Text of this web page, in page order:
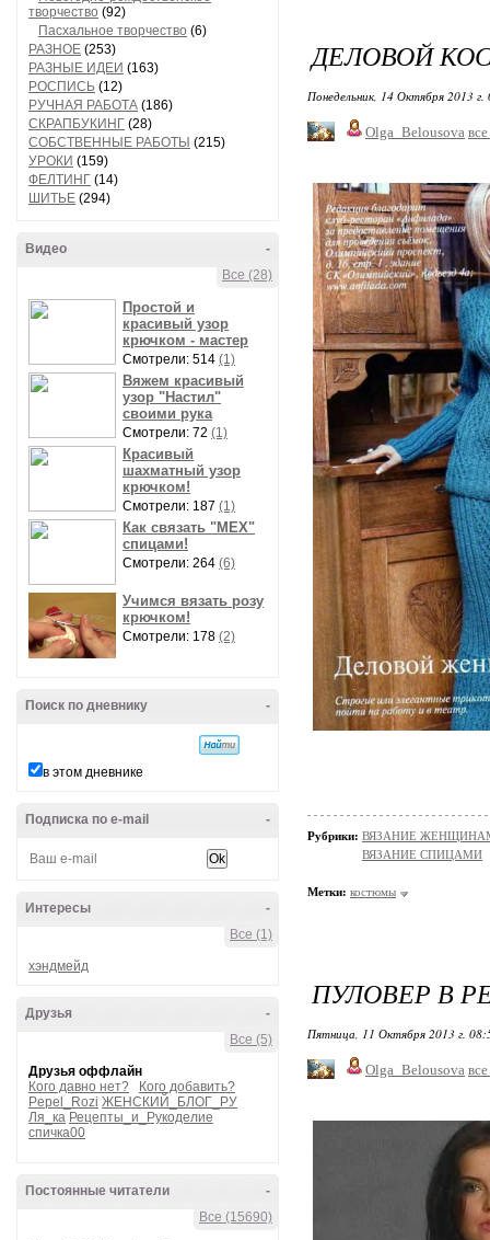
творчество (92)
Пасхальное творчество (6)
РАЗНОЕ (253)
РАЗНЫЕ ИДЕИ (163)
РОСПИСЬ (12)
РУЧНАЯ РАБОТА (186)
СКРАПБУКИНГ (28)
СОБСТВЕННЫЕ РАБОТЫ (215)
УРОКИ (159)
ФЕЛТИНГ (14)
ШИТЬЕ (294)
-
Видео
Все (28)
Простой и
красивый узор
крючком - мастер
Смотрели: 514 (1)
Вяжем красивый
узор "Настил"
своими рука
Смотрели: 72 (1)
Красивый
шахматный узор
крючком!
Смотрели: 187 (1)
Как связать "МЕХ"
спицами!
Смотрели: 264 (6)
Учимся вязать розу
крючком!
Смотрели: 178 (2)
-
Поиск по дневнику
в этом дневнике
-
Подписка по e-mail
-
Интересы
Все (1)
хэндмейд
-
Друзья
Все (5)
Друзья оффлайн
Кого давно нет?
Кого добавить?
Pepel_Rozi ЖЕНСКИЙ_БЛОГ_РУ
Ля_ка Рецепты_и_Рукоделие
спичка00
-
Постоянные читатели
Все (15690)
ДЕЛОВОЙ
Понедельник, 14 Октября 2013
Olga_Belousova
Рубрики: ВЯЗАНИЕ
ВЯЗАНИЕ СПИЦАМИ
Метки: костюмы
ПУЛОВЕР В
Пятница, 11 Октября 2013 г.
Olga_Belousova